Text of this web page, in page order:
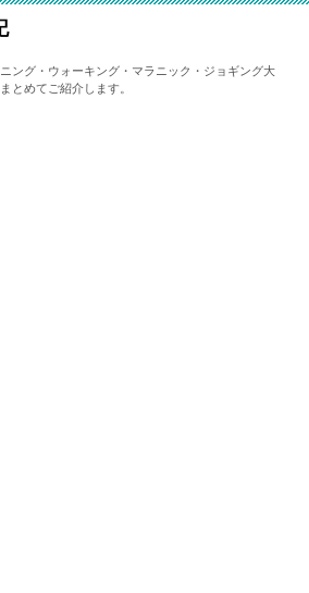
ング・ウォーキング・マラニック・ジョギング大
とめてご紹介します。